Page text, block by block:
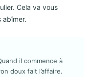
Cela va vous
abîmer.
il commence à
doux fait l’affaire.